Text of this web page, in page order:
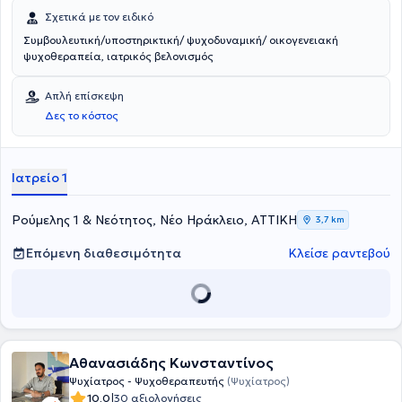
Σχετικά με τον ειδικό
Συμβουλευτική/υποστηρικτική/ ψυχοδυναμική/ οικογενειακή
ψυχοθεραπεία, ιατρικός βελονισμός
Απλή επίσκεψη
Δες το κόστος
Ιατρείο 1
Ρούμελης 1 & Νεότητος, Νέο Ηράκλειο, ΑΤΤΙΚΗ 3,7 km
Επόμενη διαθεσιμότητα Κλείσε ραντεβού
Αθανασιάδης Κωνσταντίνος
Ψυχίατρος - Ψυχοθεραπευτής (Ψυχίατρος)
10.0|30 αξιολογήσεις